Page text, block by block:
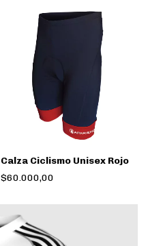
Calza Ciclismo Unisex Rojo
$60.000,00